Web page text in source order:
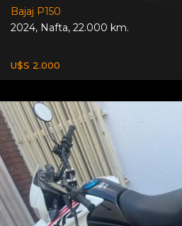
Bajaj P150
2024, Nafta, 22.000 km.
U$S 2.000